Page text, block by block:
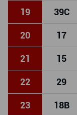
19 39C
20 17
21 15
22 29
23 18B